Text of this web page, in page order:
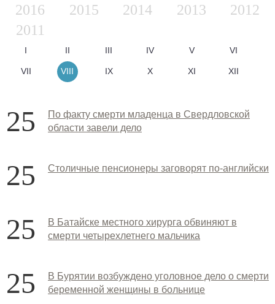
2016
2015 2014 2013
2012
2011
I II III IV V VI
VII VIII IX X XI XII
25
По факту смерти младенца в Свердловской
области завели дело
25 Столичные пенсионеры заговорят по-английски
25
В Батайске местного хирурга обвиняют в
смерти четырехлетнего мальчика
25
В Бурятии возбуждено уголовное дело о смерти
беременной женщины в больнице